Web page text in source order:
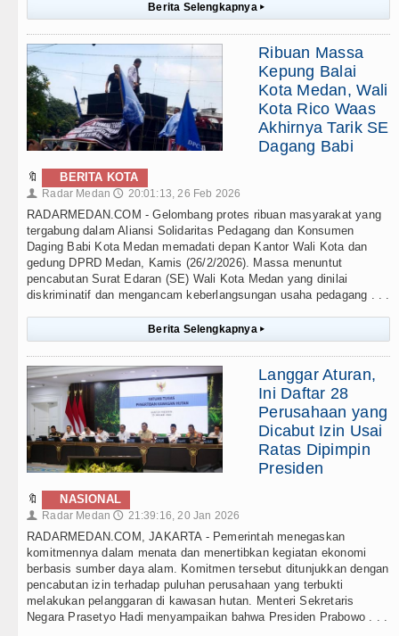
Berita Selengkapnya ▸
Ribuan Massa
Kepung Balai
Kota Medan, Wali
Kota Rico Waas
Akhirnya Tarik SE
Dagang Babi
🔖 BERITA KOTA
👤 Radar Medan 🕔 20:01:13, 26 Feb 2026
RADARMEDAN.COM - Gelombang protes ribuan masyarakat yang
tergabung dalam Aliansi Solidaritas Pedagang dan Konsumen
Daging Babi Kota Medan memadati depan Kantor Wali Kota dan
gedung DPRD Medan, Kamis (26/2/2026). Massa menuntut
pencabutan Surat Edaran (SE) Wali Kota Medan yang dinilai
diskriminatif dan mengancam keberlangsungan usaha pedagang . . .
Berita Selengkapnya ▸
Langgar Aturan,
Ini Daftar 28
Perusahaan yang
Dicabut Izin Usai
Ratas Dipimpin
Presiden
🔖 NASIONAL
👤 Radar Medan 🕔 21:39:16, 20 Jan 2026
RADARMEDAN.COM, JAKARTA - Pemerintah menegaskan
komitmennya dalam menata dan menertibkan kegiatan ekonomi
berbasis sumber daya alam. Komitmen tersebut ditunjukkan dengan
pencabutan izin terhadap puluhan perusahaan yang terbukti
melakukan pelanggaran di kawasan hutan. Menteri Sekretaris
Negara Prasetyo Hadi menyampaikan bahwa Presiden Prabowo . . .